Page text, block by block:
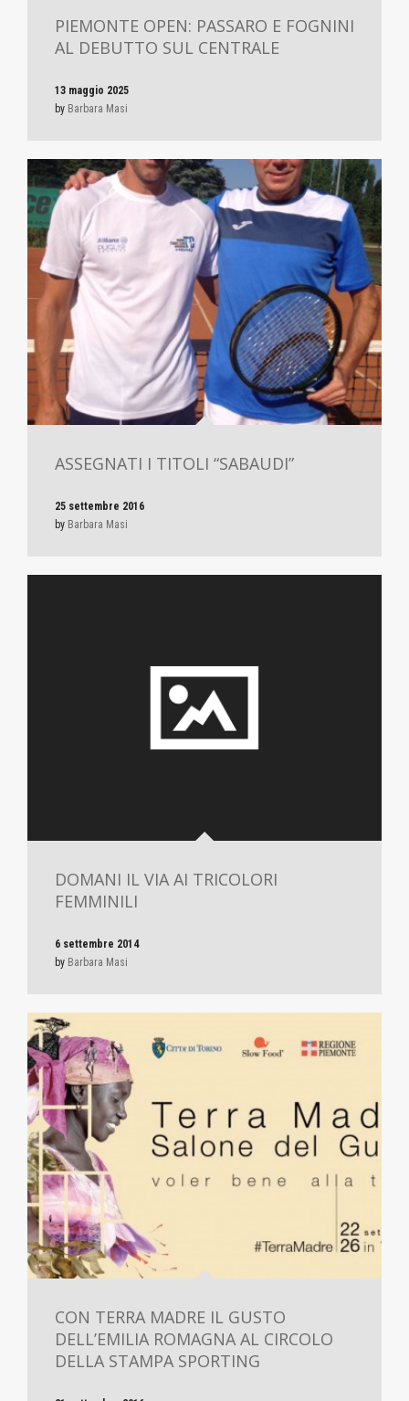
PIEMONTE OPEN: PASSARO E FOGNINI
AL DEBUTTO SUL CENTRALE
13 maggio 2025
by Barbara Masi
ASSEGNATI I TITOLI “SABAUDI”
25 settembre 2016
by Barbara Masi
DOMANI IL VIA AI TRICOLORI
FEMMINILI
6 settembre 2014
by Barbara Masi
CON TERRA MADRE IL GUSTO
DELL’EMILIA ROMAGNA AL CIRCOLO
DELLA STAMPA SPORTING